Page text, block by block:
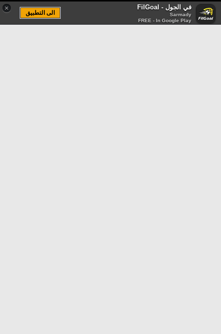
× في الجول - FilGoal
Sarmady
FREE - In Google Play
الى التطبيق